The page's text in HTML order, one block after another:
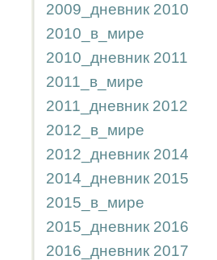
2009_дневник 2010
2010_в_мире
2010_дневник 2011
2011_в_мире
2011_дневник 2012
2012_в_мире
2012_дневник 2014
2014_дневник 2015
2015_в_мире
2015_дневник 2016
2016_дневник 2017